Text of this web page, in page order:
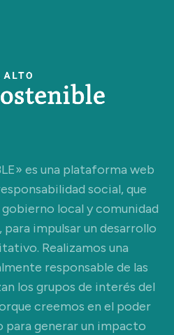
es una plataforma web
social, que
gobierno local y comunidad
impulsar un desarrollo
Realizamos una
responsable de las
los grupos de interés del
creemos en el poder
generar un impacto